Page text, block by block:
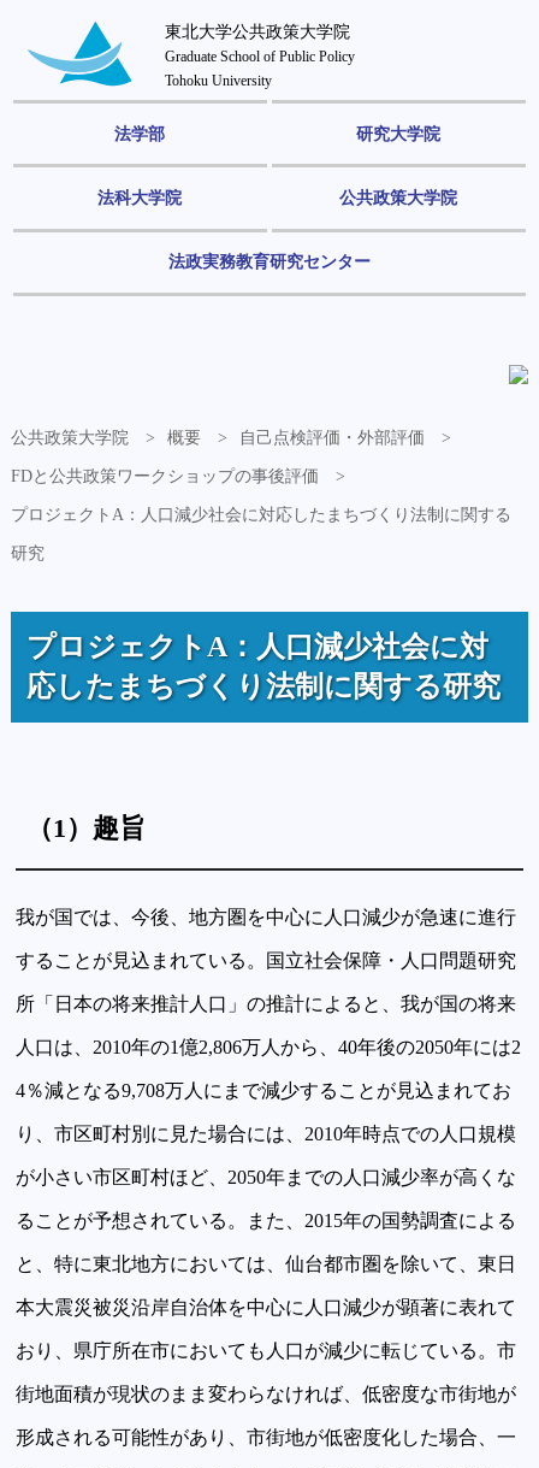
東北大学公共政策大学院
Graduate School of Public Policy
Tohoku University
法学部 研究大学院
法科大学院 公共政策大学院
法政実務教育研究センター
公共政策大学院 概要 自己点検評価・外部評価
FDと公共政策ワークショップの事後評価
プロジェクトA：人口減少社会に対応したまちづくり法制に関する
研究
プロジェクトA：人口減少社会に対
応したまちづくり法制に関する研究
（1）趣旨
我が国では、今後、地方圏を中心に人口減少が急速に進行
することが見込まれている。国立社会保障・人口問題研究
所「日本の将来推計人口」の推計によると、我が国の将来
人口は、2010年の1億2,806万人から、40年後の2050年には2
4％減となる9,708万人にまで減少することが見込まれてお
り、市区町村別に見た場合には、2010年時点での人口規模
が小さい市区町村ほど、2050年までの人口減少率が高くな
ることが予想されている。また、2015年の国勢調査による
と、特に東北地方においては、仙台都市圏を除いて、東日
本大震災被災沿岸自治体を中心に人口減少が顕著に表れて
おり、県庁所在市においても人口が減少に転じている。市
街地面積が現状のまま変わらなければ、低密度な市街地が
形成される可能性があり、市街地が低密度化した場合、一